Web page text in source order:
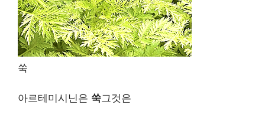
쑥
아르테미시닌은 쑥그것은